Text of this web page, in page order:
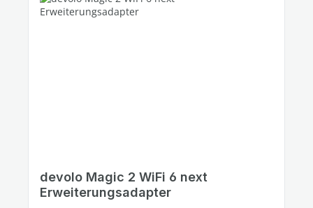
devolo Magic 2 WiFi 6 next
Erweiterungsadapter